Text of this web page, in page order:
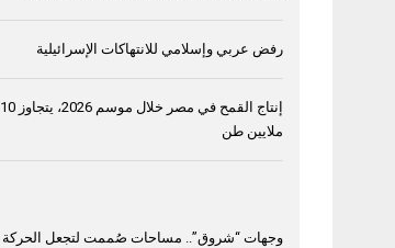
رفض عربي وإسلامي للانتهاكات الإسرائيلية
إنتاج القمح في مصر خلال موسم 2026، يتجاوز 10
ملايين طن
وجهات “شروق”.. مساحات صُممت لتجعل الحركة